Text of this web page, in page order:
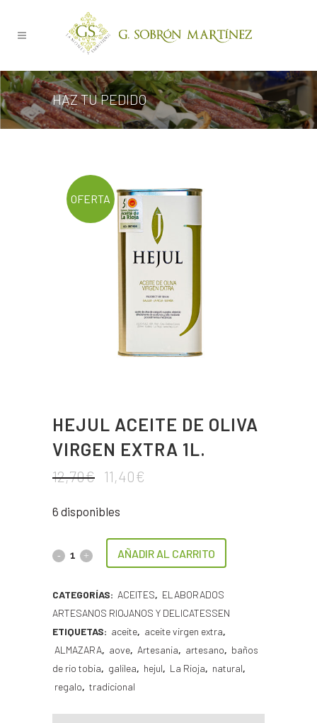
HAZ TU PEDIDO
OFERTA
HEJUL ACEITE DE OLIVA
VIRGEN EXTRA 1L.
12,70€ 11,40€
6 disponibles
AÑADIR AL CARRITO
CATEGORÍAS: ACEITES, ELABORADOS
ARTESANOS RIOJANOS Y DELICATESSEN
ETIQUETAS: aceite, aceite virgen extra,
ALMAZARA, aove, Artesania, artesano, baños
de rio tobia, galilea, hejul, La Rioja, natural,
regalo, tradicional